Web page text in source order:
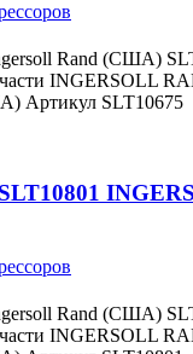
Rand (США)
INGERSOLL
Артикул SLT10675
Rand (США)
INGERSOLL